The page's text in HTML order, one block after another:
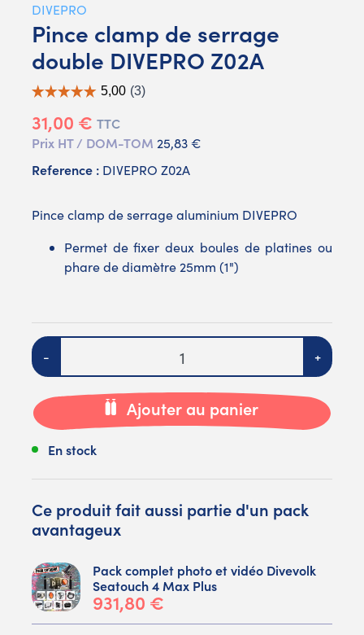
DIVEPRO
Pince clamp de serrage
double DIVEPRO Z02A
31,00 € TTC
Prix HT / DOM-TOM 25,83 €
Reference : DIVEPRO Z02A
Pince clamp de serrage aluminium DIVEPRO
Permet de fixer deux boules de platines ou
phare de diamètre 25mm (1")
Quantité
- +
Ajouter au panier
En stock
Ce produit fait aussi partie d'un pack
avantageux
Pack complet photo et vidéo Divevolk
Seatouch 4 Max Plus
931,80 €